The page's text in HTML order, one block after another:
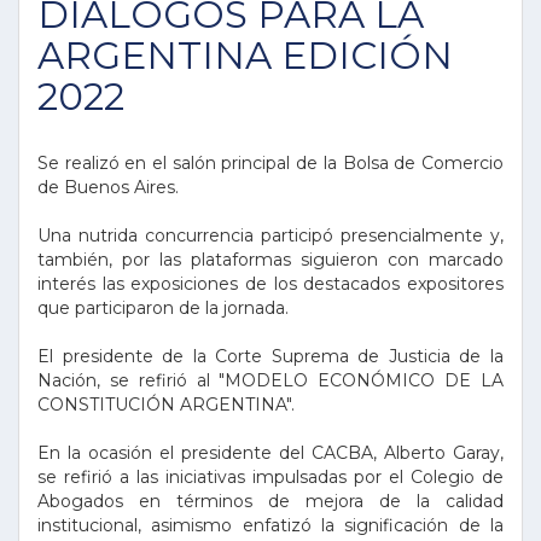
DIÁLOGOS PARA LA
ARGENTINA EDICIÓN
2022
Se realizó en el salón principal de la Bolsa de Comercio
de Buenos Aires.
Una nutrida concurrencia participó presencialmente y,
también, por las plataformas siguieron con marcado
interés las exposiciones de los destacados expositores
que participaron de la jornada.
El presidente de la Corte Suprema de Justicia de la
Nación, se refirió al "MODELO ECONÓMICO DE LA
CONSTITUCIÓN ARGENTINA".
En la ocasión el presidente del CACBA, Alberto Garay,
se refirió a las iniciativas impulsadas por el Colegio de
Abogados en términos de mejora de la calidad
institucional, asimismo enfatizó la significación de la